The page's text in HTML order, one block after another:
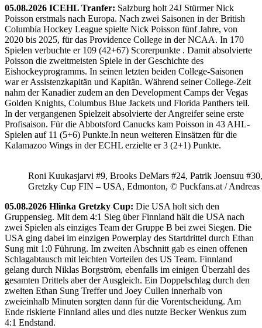
05.08.2026 ICEHL Tranfer: Salzburg holt 24J Stürmer Nick
Poisson erstmals nach Europa. Nach zwei Saisonen in der British
Columbia Hockey League spielte Nick Poisson fünf Jahre, von
2020 bis 2025, für das Providence College in der NCAA. In 170
Spielen verbuchte er 109 (42+67) Scorerpunkte . Damit absolvierte
Poisson die zweitmeisten Spiele in der Geschichte des
Eishockeyprogramms. In seinen letzten beiden College-Saisonen
war er Assistenzkapitän und Kapitän. Während seiner College-Zeit
nahm der Kanadier zudem an den Development Camps der Vegas
Golden Knights, Columbus Blue Jackets und Florida Panthers teil.
In der vergangenen Spielzeit absolvierte der Angreifer seine erste
Profisaison. Für die Abbotsford Canucks kam Poisson in 43 AHL-
Spielen auf 11 (5+6) Punkte.In neun weiteren Einsätzen für die
Kalamazoo Wings in der ECHL erzielte er 3 (2+1) Punkte.
Roni Kuukasjarvi #9, Brooks DeMars #24, Patrik Joensuu
Gretzky Cup FIN – USA, Edmonton, © Puckfans.at / Andreas
05.08.2026 Hlinka Gretzky Cup: Die USA holt sich den
Gruppensieg. Mit dem 4:1 Sieg über Finnland hält die USA nach
zwei Spielen als einziges Team der Gruppe B bei zwei Siegen. Die
USA ging dabei im einzigen Powerplay des Startdrittel durch Ethan
Sung mit 1:0 Führung. Im zweiten Abschnitt gab es einen offenen
Schlagabtausch mit leichten Vorteilen des US Team. Finnland
gelang durch Niklas Borgström, ebenfalls im einigen Überzahl des
gesamten Drittels aber der Ausgleich. Ein Doppelschlag durch den
zweiten Ethan Sung Treffer und Joey Cullen innerhalb von
zweieinhalb Minuten sorgten dann für die Vorentscheidung. Am
Ende riskierte Finnland alles und dies nutzte Becker Wenkus zum
4:1 Endstand.